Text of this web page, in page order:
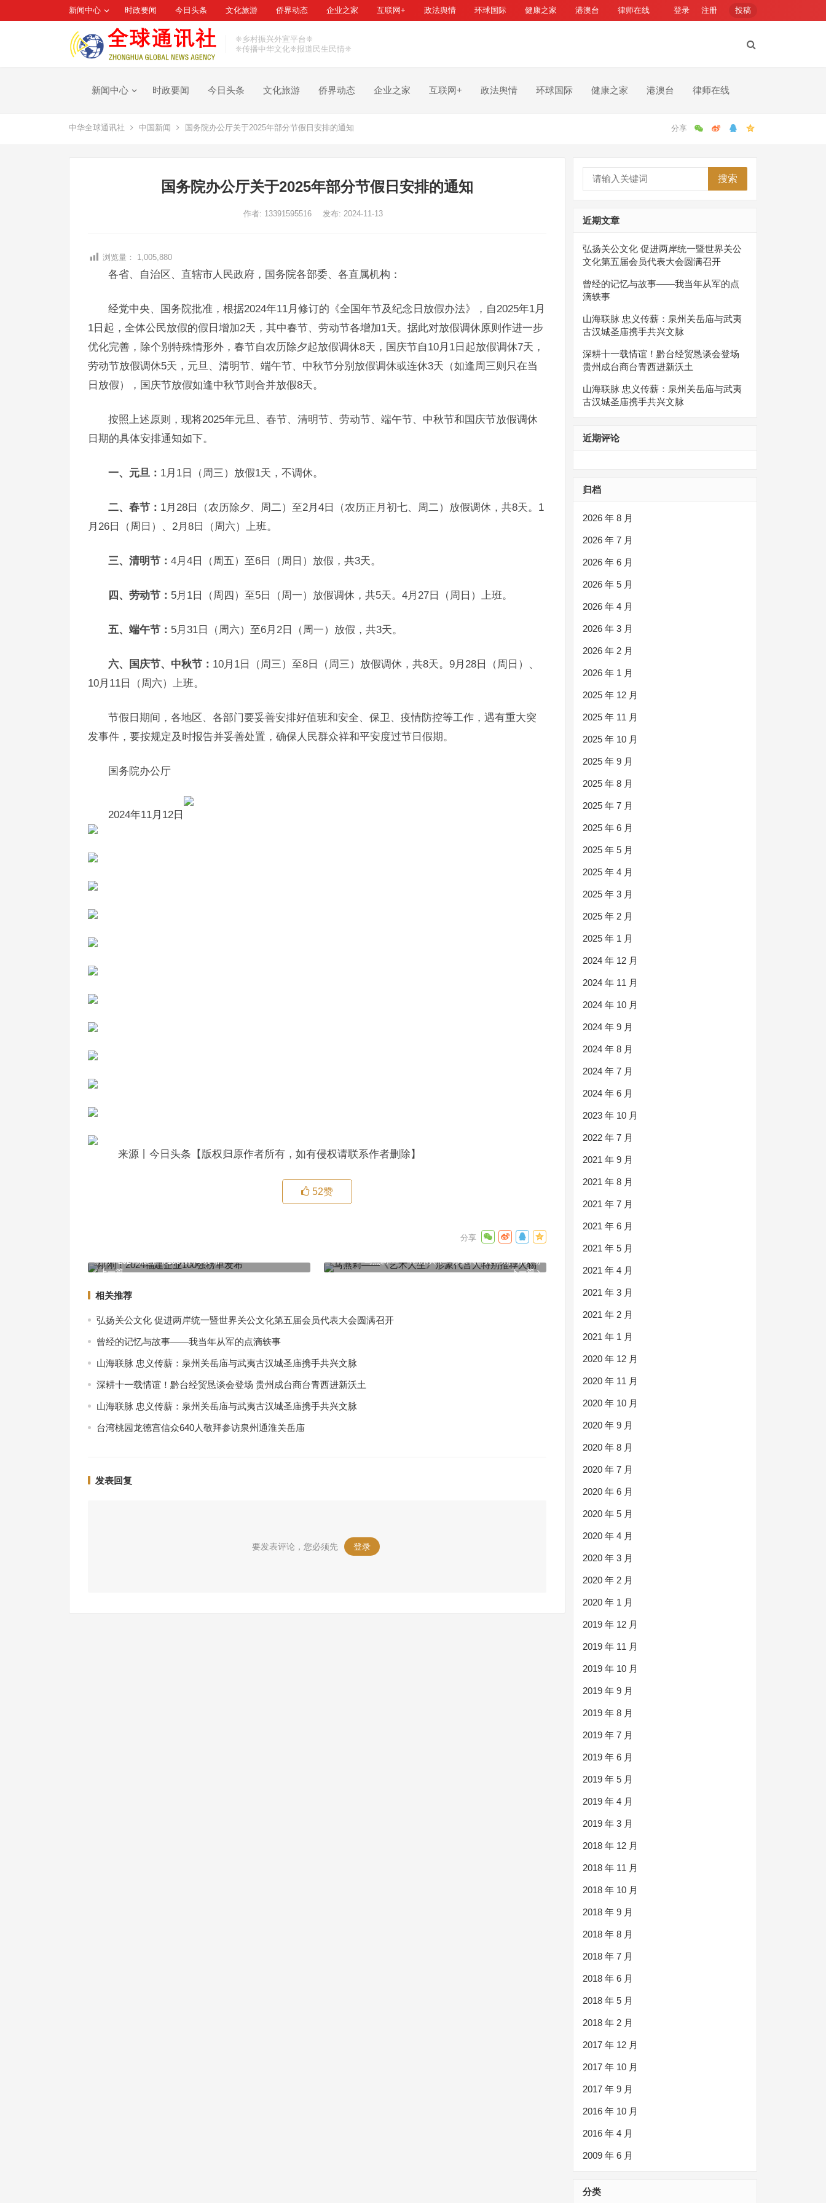
新闻中心 时政要闻 今日头条 文化旅游 侨界动态 企业之家 互联网+ 政法舆情 环球国际 健康之家 港澳台 律师在线 登录 注册 投稿
❈乡村振兴外宣平台❈
❈传播中华文化❈报道民生民情❈
新闻中心 时政要闻 今日头条 文化旅游 侨界动态 企业之家 互联网+ 政法舆情 环球国际 健康之家 港澳台 律师在线
中华全球通讯社 中国新闻 国务院办公厅关于2025年部分节假日安排的通知
国务院办公厅关于2025年部分节假日安排的通知
作者: 13391595516 发布: 2024-11-13
浏览量： 1,005,880
各省、自治区、直辖市人民政府，国务院各部委、各直属机构：
经党中央、国务院批准，根据2024年11月修订的《全国年节及纪念日放假办法》，自2025年1月
1日起，全体公民放假的假日增加2天，其中春节、劳动节各增加1天。据此对放假调休原则作进一步
优化完善，除个别特殊情形外，春节自农历除夕起放假调休8天，国庆节自10月1日起放假调休7天，
劳动节放假调休5天，元旦、清明节、端午节、中秋节分别放假调休或连休3天（如逢周三则只在当
日放假），国庆节放假如逢中秋节则合并放假8天。
按照上述原则，现将2025年元旦、春节、清明节、劳动节、端午节、中秋节和国庆节放假调休
日期的具体安排通知如下。
一、元旦： 1月1日（周三）放假1天，不调休。
二、春节： 1月28日（农历除夕、周二）至2月4日（农历正月初七、周二）放假调休，共8天。1
月26日（周日）、2月8日（周六）上班。
三、清明节： 4月4日（周五）至6日（周日）放假，共3天。
四、劳动节： 5月1日（周四）至5日（周一）放假调休，共5天。4月27日（周日）上班。
五、端午节： 5月31日（周六）至6月2日（周一）放假，共3天。
六、国庆节、中秋节： 10月1日（周三）至8日（周三）放假调休，共8天。9月28日（周日）、
10月11日（周六）上班。
节假日期间，各地区、各部门要妥善安排好值班和安全、保卫、疫情防控等工作，遇有重大突
发事件，要按规定及时报告并妥善处置，确保人民群众祥和平安度过节日假期。
国务院办公厅
2024年11月12日
来源丨今日头条【版权归原作者所有，如有侵权请联系作者删除】
52赞
上一篇
刚刚！2024福建企业100强榜单发布
下一篇
马燕莉——《艺术人生》形象代言人特别推荐人物
相关推荐
弘扬关公文化 促进两岸统一暨世界关公文化第五届会员代表大会圆满召开
曾经的记忆与故事——我当年从军的点滴轶事
山海联脉 忠义传薪：泉州关岳庙与武夷古汉城圣庙携手共兴文脉
深耕十一载情谊！黔台经贸恳谈会登场 贵州成台商台青西进新沃土
山海联脉 忠义传薪：泉州关岳庙与武夷古汉城圣庙携手共兴文脉
台湾桃园龙德宫信众640人敬拜参访泉州通淮关岳庙
发表回复
要发表评论，您必须先 登录 。
搜索
近期文章
弘扬关公文化 促进两岸统一暨世界关公
文化第五届会员代表大会圆满召开
曾经的记忆与故事——我当年从军的点
滴轶事
山海联脉 忠义传薪：泉州关岳庙与武夷
古汉城圣庙携手共兴文脉
深耕十一载情谊！黔台经贸恳谈会登场
贵州成台商台青西进新沃土
山海联脉 忠义传薪：泉州关岳庙与武夷
古汉城圣庙携手共兴文脉
近期评论
归档
2026 年 8 月
2026 年 7 月
2026 年 6 月
2026 年 5 月
2026 年 4 月
2026 年 3 月
2026 年 2 月
2026 年 1 月
2025 年 12 月
2025 年 11 月
2025 年 10 月
2025 年 9 月
2025 年 8 月
2025 年 7 月
2025 年 6 月
2025 年 5 月
2025 年 4 月
2025 年 3 月
2025 年 2 月
2025 年 1 月
2024 年 12 月
2024 年 11 月
2024 年 10 月
2024 年 9 月
2024 年 8 月
2024 年 7 月
2024 年 6 月
2023 年 10 月
2022 年 7 月
2021 年 9 月
2021 年 8 月
2021 年 7 月
2021 年 6 月
2021 年 5 月
2021 年 4 月
2021 年 3 月
2021 年 2 月
2021 年 1 月
2020 年 12 月
2020 年 11 月
2020 年 10 月
2020 年 9 月
2020 年 8 月
2020 年 7 月
2020 年 6 月
2020 年 5 月
2020 年 4 月
2020 年 3 月
2020 年 2 月
2020 年 1 月
2019 年 12 月
2019 年 11 月
2019 年 10 月
2019 年 9 月
2019 年 8 月
2019 年 7 月
2019 年 6 月
2019 年 5 月
2019 年 4 月
2019 年 3 月
2018 年 12 月
2018 年 11 月
2018 年 10 月
2018 年 9 月
2018 年 8 月
2018 年 7 月
2018 年 6 月
2018 年 5 月
2018 年 2 月
2017 年 12 月
2017 年 10 月
2017 年 9 月
2016 年 10 月
2016 年 4 月
2009 年 6 月
分类